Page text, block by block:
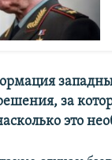
за
это